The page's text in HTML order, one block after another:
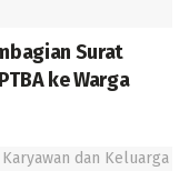
Surat
ke Warga